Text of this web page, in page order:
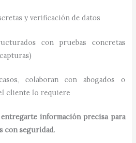
y verificación de datos
con pruebas concretas
colaboran con abogados o
cliente lo requiere
entregarte información precisa para
con seguridad.